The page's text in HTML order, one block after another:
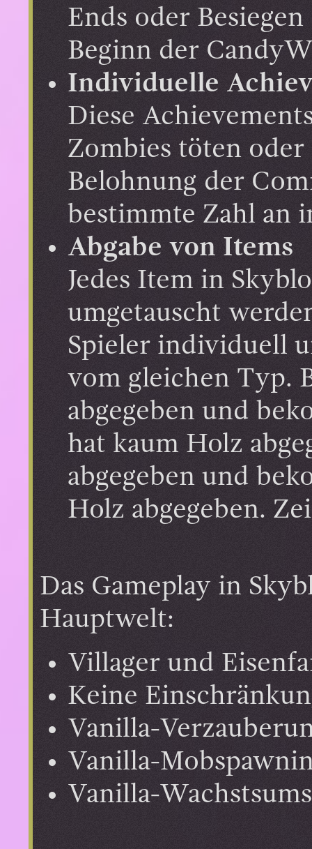
Ends oder
Beginn der
Individuelle
Diese
Zombies töten
Belohnung der
bestimmte Zahl an
Abgabe von Items
Jedes Item in
umgetauscht
Spieler individuell
vom gleichen Typ.
abgegeben und
hat kaum Holz
abgegeben und
Holz abgegeben.
Das Gameplay in
Hauptwelt:
Villager und
Keine
Vanilla-
Vanilla-
Vanilla-